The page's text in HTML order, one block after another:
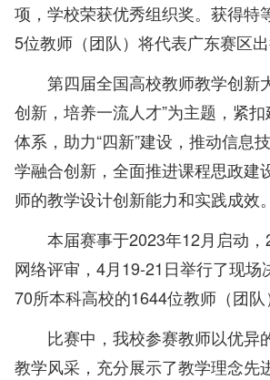
项，学校荣获优秀组织奖。获得特
5位教师（团队）将代表广东赛区出
第四届全国高校教师教学创新
创新，培养一流人才”为主题，紧
体系，助力“四新”建设，推动信息
学融合创新，全面推进课程思政建
师的教学设计创新能力和实践成效。
本届赛事于2023年12月启动
网络评审，4月19-21日举行了现场
70所本科高校的1644位教师（团队
比赛中，我校参赛教师以优异
教学风采，充分展示了教学理念先